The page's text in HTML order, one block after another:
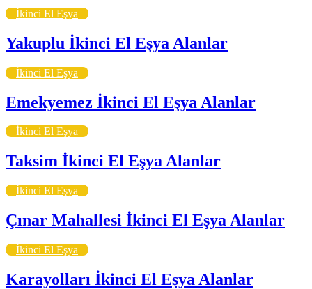
İkinci El Eşya
Yakuplu İkinci El Eşya Alanlar
İkinci El Eşya
Emekyemez İkinci El Eşya Alanlar
İkinci El Eşya
Taksim İkinci El Eşya Alanlar
İkinci El Eşya
Çınar Mahallesi İkinci El Eşya Alanlar
İkinci El Eşya
Karayolları İkinci El Eşya Alanlar